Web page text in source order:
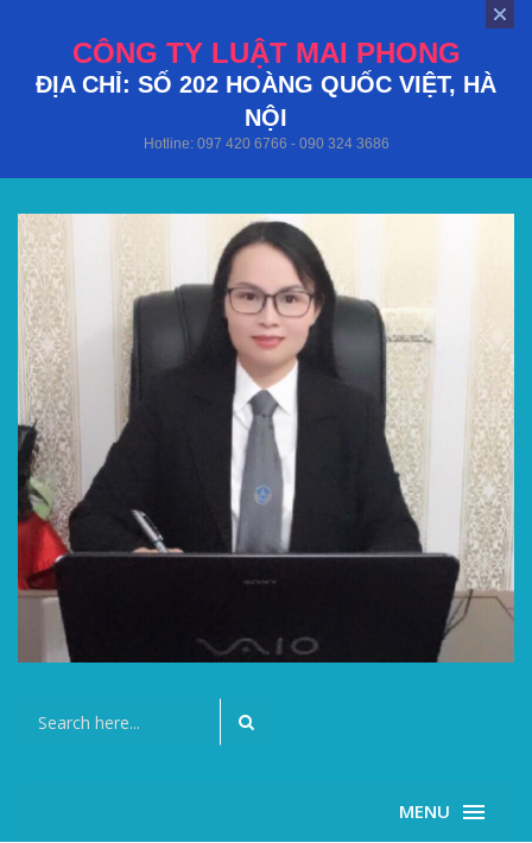
CÔNG TY LUẬT MAI PHONG
ĐỊA CHỈ: SỐ 202 HOÀNG QUỐC VIỆT, HÀ
NỘI
Hotline: 097 420 6766 - 090 324 3686
MENU